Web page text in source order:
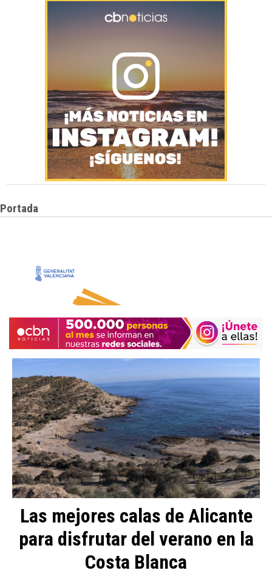
Portada
Las mejores calas de Alicante
para disfrutar del verano en la
Costa Blanca